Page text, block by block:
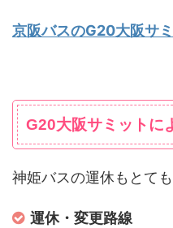
京阪バスのG20大阪サ
G20大阪サミットに
神姫バスの運休もとて
運休・変更路線